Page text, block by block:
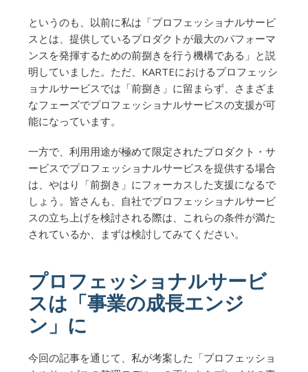
というのも、以前に私は「プロフェッショナルサービ
スとは、提供しているプロダクトが最大のパフォーマ
ンスを発揮するための前捌きを行う機構である」と説
明していました。ただ、KARTEにおけるプロフェッシ
ョナルサービスでは「前捌き」に留まらず、さまざま
なフェーズでプロフェッショナルサービスの支援が可
能になっています。
一方で、利用用途が極めて限定されたプロダクト・サ
ービスでプロフェッショナルサービスを提供する場合
は、やはり「前捌き」にフォーカスした支援になるで
しょう。皆さんも、自社でプロフェッショナルサービ
スの立ち上げを検討される際は、これらの条件が満た
されているか、まずは検討してみてください。
プロフェッショナルサービ
スは「事業の成長エンジ
ン」に
今回の記事を通じて、私が考案した「プロフェッショ